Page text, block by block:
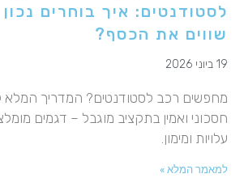
לסטודנטים: איך בוחרים
שווים את הכסף?
19 ביוני 2026
מחפשים רכב לסטודנטים? המדריך המלא
חסכוני ואמין בתקציב מוגבל – דגמים
עלויות ומימון.
למאמר המלא »